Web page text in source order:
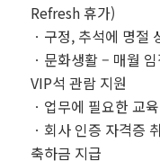
Refresh 휴가)
ㆍ구정, 추석에 명절
ㆍ문화생활 – 매월
VIP석 관람 지원
ㆍ업무에 필요한 교
ㆍ회사 인증 자격증
축하금 지급